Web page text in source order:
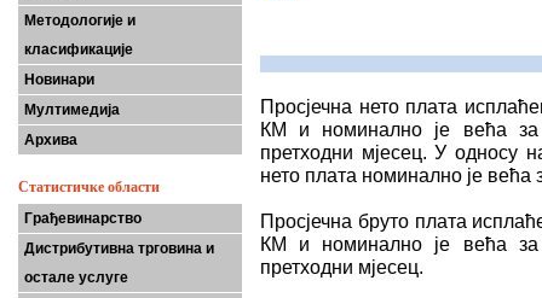
Методологије и
класификације
Новинари
Мултимедија
Архива
Статистичке области
Грађевинарство
Дистрибутивна трговина и
остале услуге
Просјечна нето плата
КМ и номинално је већа
претходни мјесец. У односу
нето плата номинално је већа
Просјечна бруто плата
КМ и номинално је већа
претходни мјесец.